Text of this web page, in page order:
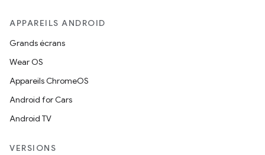
APPAREILS ANDROID
Grands écrans
Wear OS
Appareils ChromeOS
Android for Cars
Android TV
VERSIONS